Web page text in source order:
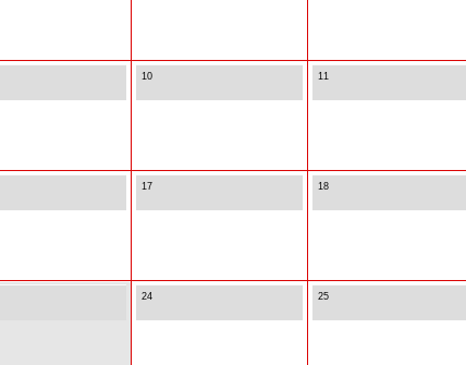
10 11
17 18
24 25